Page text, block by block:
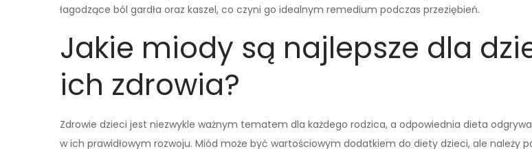
łagodzące ból gardła oraz kaszel, co czyni go idealnym remedium podczas przeziębień.
Jakie miody są najlepsze dla
ich zdrowia?
Zdrowie dzieci jest niezwykle ważnym tematem dla każdego rodzica, a odpowiednia dieta
w ich prawidłowym rozwoju. Miód może być wartościowym dodatkiem do diety dzieci, ale należy